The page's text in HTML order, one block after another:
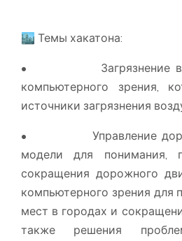
🏙️ Темы хакатона:
• Загрязнение
компьютерного зрения,
источники загрязнения
• Управление
модели для понимания,
сокращения дорожного
компьютерного зрения для
мест в городах и
также решения